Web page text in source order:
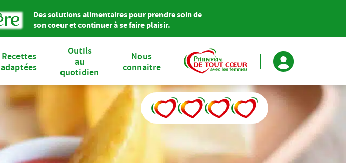
Des solutions alimentaires pour prendre soin de
son coeur et continuer à se faire plaisir.
Recettes
adaptées
Outils
au
quotidien
Nous
connaitre